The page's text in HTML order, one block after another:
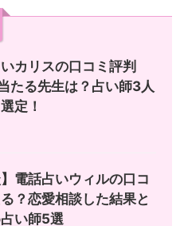
いカリスの口コミ評判
たる先生は？占い師3人
定！
】電話占いウィルの口コ
？恋愛相談した結果と
い師5選